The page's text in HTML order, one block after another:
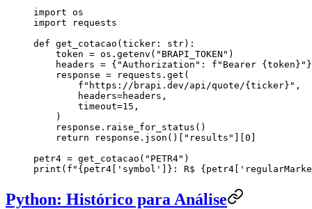
import os
import requests
def get_cotacao (ticker : str):
    token
= os.getenv( " BRAPI_TOKEN " )
    headers
= { "Authorization " : f "Bearer {token} "
    response
= requests.get(
        f
"https://brapi.dev/api/quote/{ticker} " ,
        headers
=headers,
        timeout
=15 ,
    )
    response.raise_for_status()
    return
response.json()[ " results " ][0 ]
petr4 = get_cotacao( " PETR4" )
print ( f " {petr4[ ' symbol ' ] } : R$ {petr4[ '
Python: Histórico para Análise